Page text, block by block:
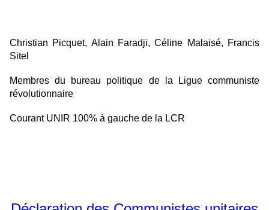
Christian Picquet, Alain Faradji, Céline Malaisé, Francis
Sitel
Membres du bureau politique de la Ligue communiste
révolutionnaire
Courant UNIR 100% à gauche de la LCR